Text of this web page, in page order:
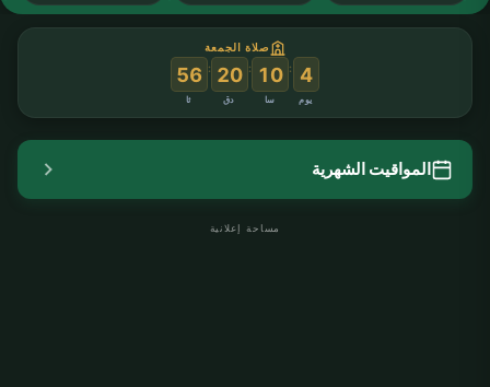
صلاة الجمعة
4
يوم
:
10
سا
:
20
دق
:
55
ثا
المواقيت الشهرية
مساحة إعلانية